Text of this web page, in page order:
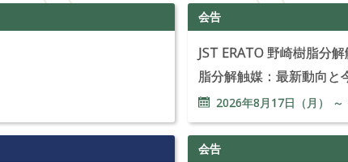
会告
JST ERATO 野崎樹脂分
脂分解触媒：最新動向
2026年8月 17日（月） ～
会告